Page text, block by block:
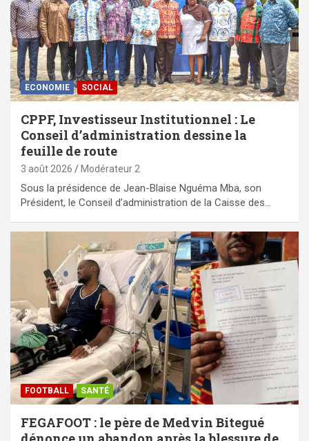
ECONOMIE SOCIAL
CPPF, Investisseur Institutionnel : Le
Conseil d’administration dessine la
feuille de route
3 août 2026 Modérateur 2
Sous la présidence de Jean-Blaise Nguéma Mba, son
Président, le Conseil d’administration de la Caisse des…
FOOTBALL SANTÉ
FEGAFOOT : le père de Medvin Bitegué